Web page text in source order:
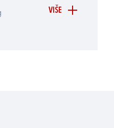
VIŠE